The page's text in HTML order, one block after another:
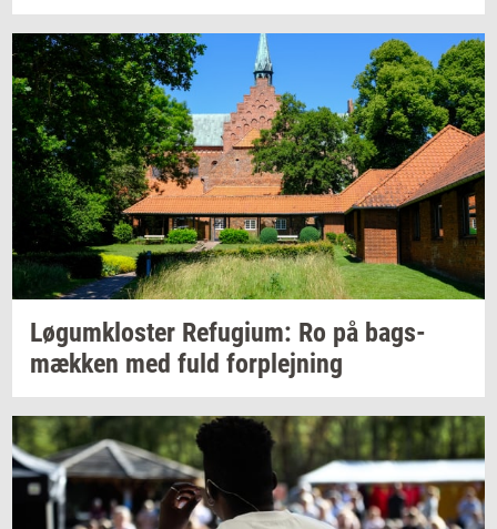
Løgum­klo­ster Re­fu­gi­um: Ro på bags­
mæk­ken med fuld for­plej­ning